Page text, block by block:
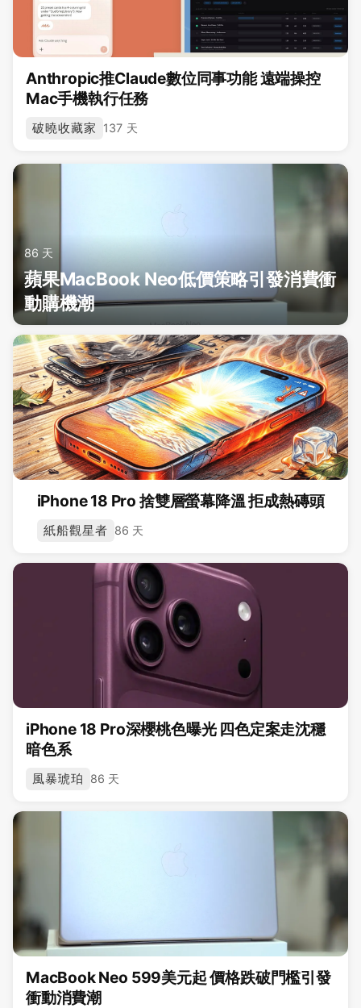
Anthropic推Claude數位同事功能 遠端操控
Mac手機執行任務
破曉收藏家 137 天
86 天
蘋果MacBook Neo低價策略引發消費衝
動購機潮
iPhone 18 Pro 捨雙層螢幕降溫 拒成熱磚頭
紙船觀星者 86 天
iPhone 18 Pro深櫻桃色曝光 四色定案走沈穩
暗色系
風暴琥珀 86 天
MacBook Neo 599美元起 價格跌破門檻引發
衝動消費潮